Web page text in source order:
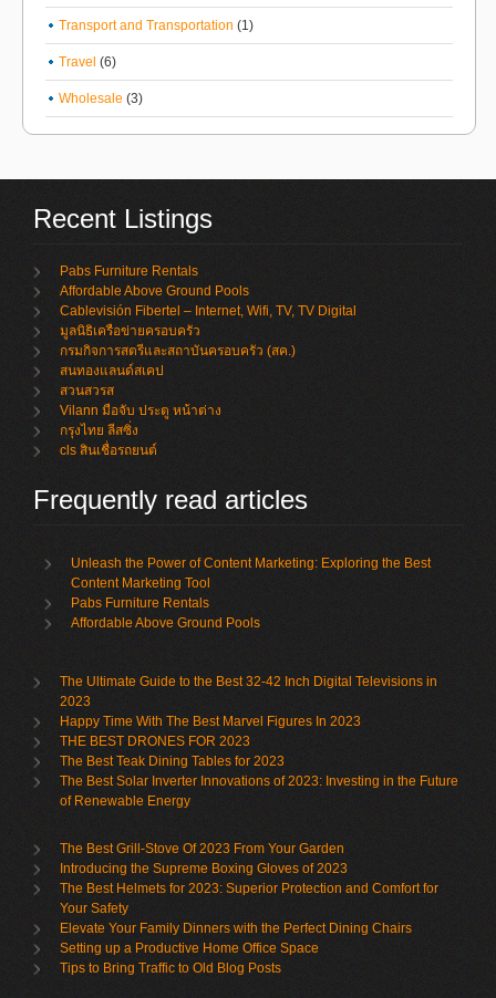
Transport and Transportation (1)
Travel (6)
Wholesale (3)
Recent Listings
Pabs Furniture Rentals
Affordable Above Ground Pools
Cablevisión Fibertel – Internet, Wifi, TV, TV Digital
มูลนิธิเครือข่ายครอบครัว
กรมกิจการสตรีและสถาบันครอบครัว (สค.)
สนทองแลนด์สเคป
สวนสวรส
Vilann มือจับ ประตู หน้าต่าง
กรุงไทย ลีสซิ่ง
cls สินเชื่อรถยนต์
Frequently read articles
Unleash the Power of Content Marketing: Exploring the Best
Content Marketing Tool
Pabs Furniture Rentals
Affordable Above Ground Pools
The Ultimate Guide to the Best 32-42 Inch Digital Televisions in
2023
Happy Time With The Best Marvel Figures In 2023
THE BEST DRONES FOR 2023
The Best Teak Dining Tables for 2023
The Best Solar Inverter Innovations of 2023: Investing in the Future
of Renewable Energy
The Best Grill-Stove Of 2023 From Your Garden
Introducing the Supreme Boxing Gloves of 2023
The Best Helmets for 2023: Superior Protection and Comfort for
Your Safety
Elevate Your Family Dinners with the Perfect Dining Chairs
Setting up a Productive Home Office Space
Tips to Bring Traffic to Old Blog Posts